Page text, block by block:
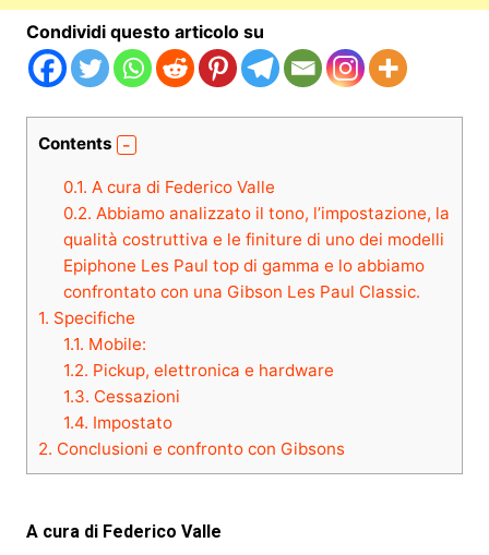
Condividi questo articolo su
Contents
0.1. A cura di Federico Valle
0.2. Abbiamo analizzato il tono, l’impostazione, la
qualità costruttiva e le finiture di uno dei modelli
Epiphone Les Paul top di gamma e lo abbiamo
confrontato con una Gibson Les Paul Classic.
1. Specifiche
1.1. Mobile:
1.2. Pickup, elettronica e hardware
1.3. Cessazioni
1.4. Impostato
2. Conclusioni e confronto con Gibsons
A cura di Federico Valle